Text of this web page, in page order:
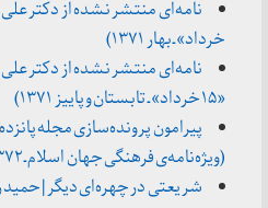
خرداد» ـ بهار ۱۳۷۱)
نامه‌ای منتشر نشده از دکتر
«۱۵ خرداد» ـ تابستان و پاییز ۱۳۷۱)
پیرامون پرونده‌سازی مجله
(ویژه‌نامه‌ی فرهنگی جهان اسلام ـ ۱۳۷۲)